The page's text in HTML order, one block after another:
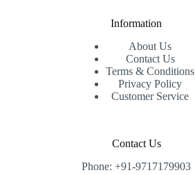
Information
About Us
Contact Us
Terms & Conditions
Privacy Policy
Customer Service
Contact Us
Phone: +91-9717179903